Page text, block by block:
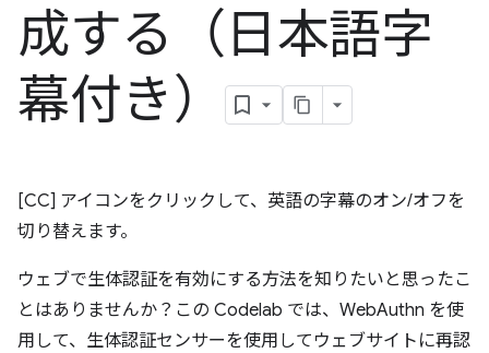
成する（日本語字
幕付き）
[CC] アイコンをクリックして、英語の字幕のオン/オフを
切り替えます。
ウェブで生体認証を有効にする方法を知りたいと思ったこ
とはありませんか？この Codelab では、WebAuthn を使
用して、生体認証センサーを使用してウェブサイトに再認